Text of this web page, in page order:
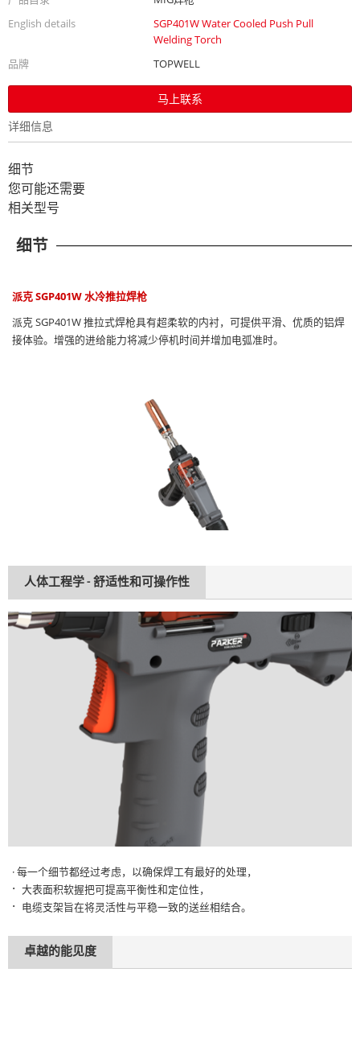
English details
SGP401W Water Cooled Push Pull
Welding Torch
品牌
TOPWELL
马上联系
详细信息
细节
您可能还需要
相关型号
细节
派克 SGP401W 水冷推拉焊枪
派克 SGP401W 推拉式焊枪具有超柔软的内衬，可提供平滑、优质的铝焊
接体验。增强的进给能力将减少停机时间并增加电弧准时。
人体工程学 - 舒适性和可操作性
· 每一个细节都经过考虑，以确保焊工有最好的处理，
· 大表面积软握把可提高平衡性和定位性，
· 电缆支架旨在将灵活性与平稳一致的送丝相结合。
卓越的能见度